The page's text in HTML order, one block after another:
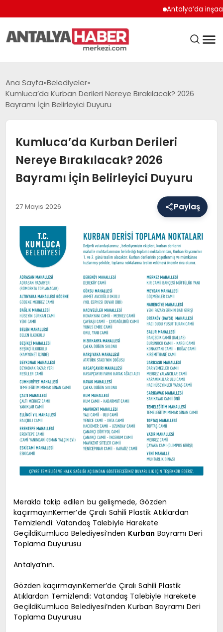
Antalya’da inşaat
ANASAYFA
GÜNDEM
BELEDIYELER
EKONOMI
TURIZM
SAĞLIK
İLETIŞIM
KÜNYE
Ana Sayfa Belediyeler
Kumluca’da Kurban Derileri Nereye Bırakılacak? 2026
Bayramı İçin Belirleyici Duyuru
Kumluca’da Kurban Derileri
Nereye Bırakılacak? 2026
Bayramı İçin Belirleyici Duyuru
27 Mayıs 2026 Paylaş
Merakla takip edilen bu gelişmede, Gözden
kaçırmayınKemer’de Çıralı Sahili Plastik Atıklardan
Temizlendi: Vatandaş Talebiyle Harekete
GeçildiKumluca Belediyesi’nden Kurban Bayramı Deri
Toplama Duyurusu
Antalya’nın.
Gözden kaçırmayınKemer’de Çıralı Sahili Plastik
Atıklardan Temizlendi: Vatandaş Talebiyle Harekete
GeçildiKumluca Belediyesi’nden Kurban Bayramı Deri
Toplama Duyurusu